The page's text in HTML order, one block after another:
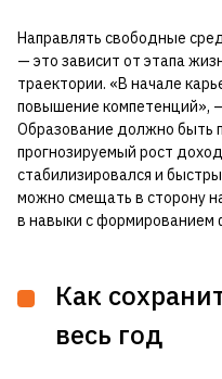
Направлять свободные
— это зависит от этапа
траектории. «В начале
повышение компетенций»,
Образование должно быть
прогнозируемый рост
стабилизировался и
можно смещать в сторону
в навыки с формированием
Как
весь год